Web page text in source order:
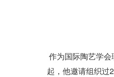
作为国际陶艺学
起，他邀请组织过